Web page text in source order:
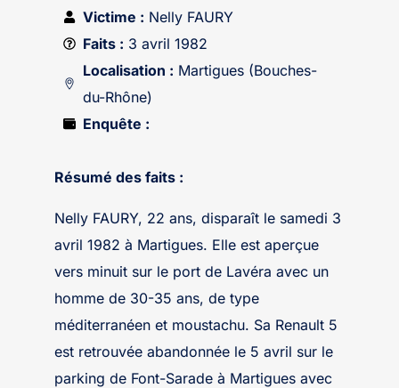
Victime : Nelly FAURY
Faits : 3 avril 1982
Localisation : Martigues (Bouches-
du-Rhône)
Enquête :
Résumé des faits :
Nelly FAURY, 22 ans, disparaît le samedi 3
avril 1982 à Martigues. Elle est aperçue
vers minuit sur le port de Lavéra avec un
homme de 30-35 ans, de type
méditerranéen et moustachu. Sa Renault 5
est retrouvée abandonnée le 5 avril sur le
parking de Font-Sarade à Martigues avec